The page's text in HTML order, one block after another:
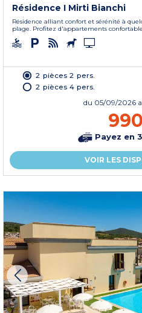
Résidence I Mirti Bianchi
Résidence alliant confort et sérénité à
plage. Profitez d'appartements
2 pièces 2 pers.
2 pièces 4 pers.
du 05/09/2026
Payez en
VOIR LES